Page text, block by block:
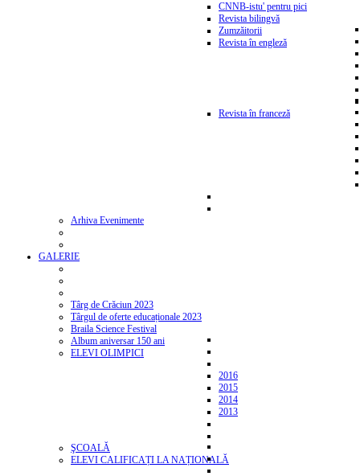
CNNB-istu' pentru pici
Revista bilingvă
Zumzăitorii
Revista în engleză
Revista în franceză
Arhiva Evenimente
GALERIE
Târg de Crăciun 2023
Târgul de oferte educaționale 2023
Braila Science Festival
Album aniversar 150 ani
ELEVI OLIMPICI
2016
2015
2014
2013
ŞCOALĂ
ELEVI CALIFICAȚI LA NAȚIONALĂ